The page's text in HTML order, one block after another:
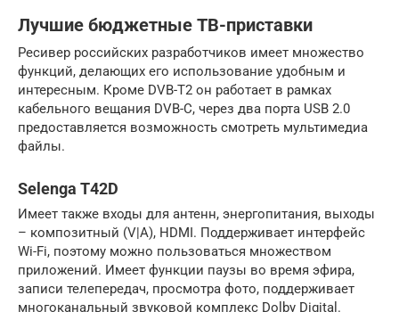
Лучшие бюджетные ТВ-приставки
Ресивер российских разработчиков имеет множество
функций, делающих его использование удобным и
интересным. Кроме DVB-T2 он работает в рамках
кабельного вещания DVB-C, через два порта USB 2.0
предоставляется возможность смотреть мультимедиа
файлы.
Selenga T42D
Имеет также входы для антенн, энергопитания, выходы
– композитный (V|A), HDMI. Поддерживает интерфейс
Wi-Fi, поэтому можно пользоваться множеством
приложений. Имеет функции паузы во время эфира,
записи телепередач, просмотра фото, поддерживает
многоканальный звуковой комплекс Dolby Digital.